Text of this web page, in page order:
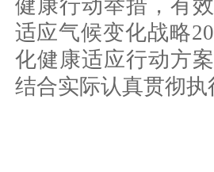
健康行动举措，有
适应气候变化战略
化健康适应行动方
结合实际认真贯彻执